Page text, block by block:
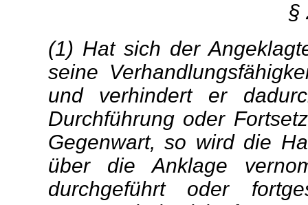
§
(1) Hat sich der
seine
und verhindert er
Durchführung oder
Gegenwart, so wird die
über die Anklage
durchgeführt oder